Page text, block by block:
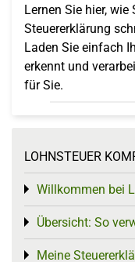
Lernen Sie hier, wie
Steuererklärung
Laden Sie einfach
erkennt und
für Sie.
LOHNSTEUER
Willkommen bei
Toggle menu
Übersicht: So
Toggle menu
Meine
Toggle menu